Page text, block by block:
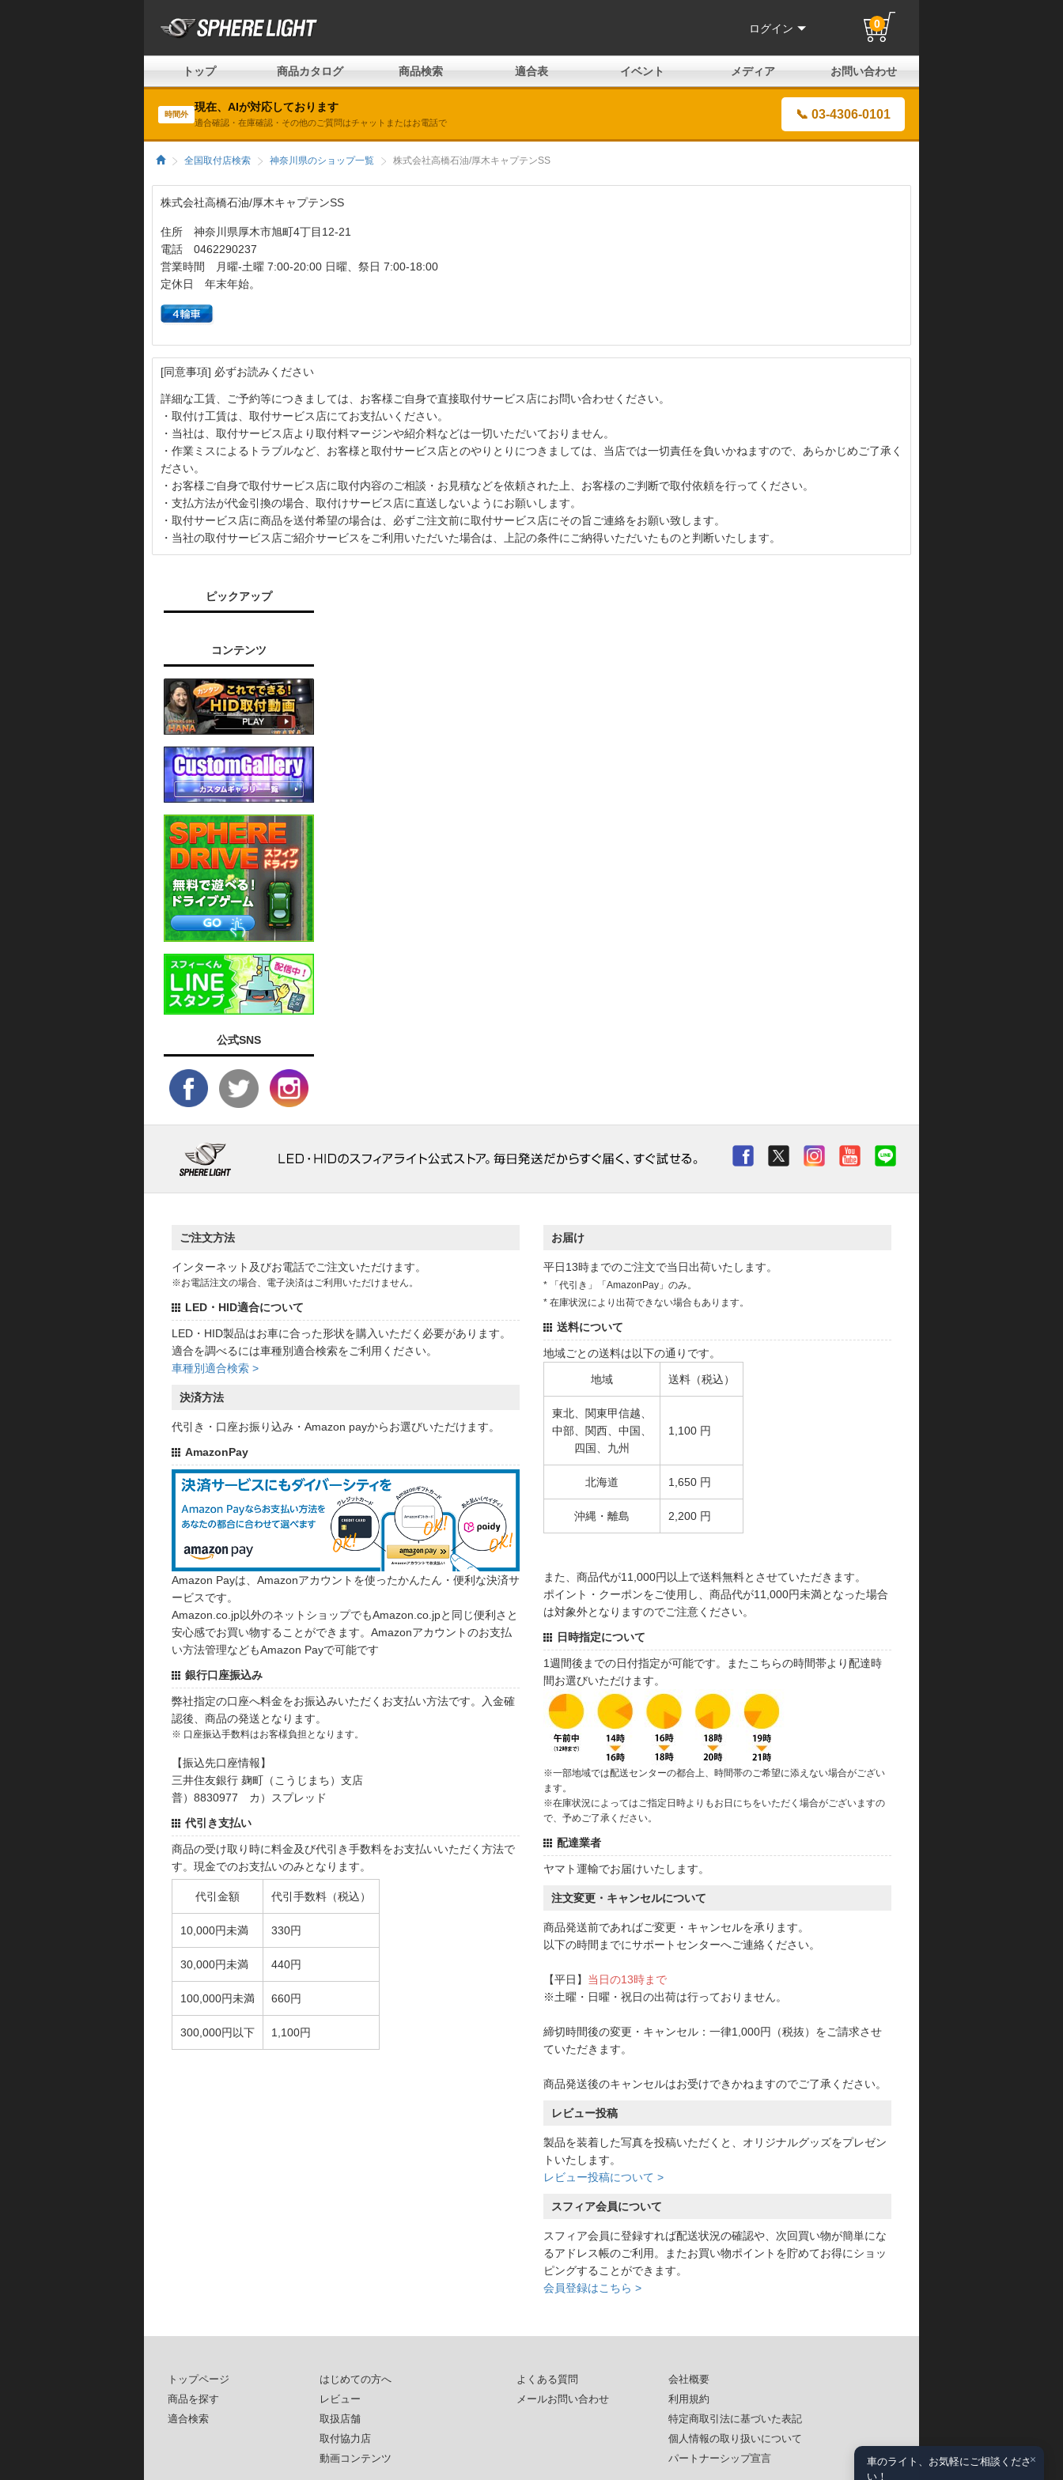
ログイン 0
トップ 商品カタログ 商品検索 適合表 イベント メディア お問い合わせ
時間外
現在、AIが対応しております
適合確認・在庫確認・その他のご質問はチャットまたはお電話で
📞 03-4306-0101
全国取付店検索 神奈川県のショップ一覧 株式会社高橋石油/厚木キャプテンSS
株式会社高橋石油/厚木キャプテンSS
住所 神奈川県厚木市旭町4丁目12-21
電話 0462290237
営業時間 月曜-土曜 7:00-20:00 日曜、祭日 7:00-18:00
定休日 年末年始。
[同意事項] 必ずお読みください
詳細な工賃、ご予約等につきましては、お客様ご自身で直接取付サービス店にお問い合わせください。
・取付け工賃は、取付サービス店にてお支払いください。
・当社は、取付サービス店より取付料マージンや紹介料などは一切いただいておりません。
・作業ミスによるトラブルなど、お客様と取付サービス店とのやりとりにつきましては、当店では一切責任を負いかねますので、あらかじめご了承く
ださい。
・お客様ご自身で取付サービス店に取付内容のご相談・お見積などを依頼された上、お客様のご判断で取付依頼を行ってください。
・支払方法が代金引換の場合、取付けサービス店に直送しないようにお願いします。
・取付サービス店に商品を送付希望の場合は、必ずご注文前に取付サービス店にその旨ご連絡をお願い致します。
・当社の取付サービス店ご紹介サービスをご利用いただいた場合は、上記の条件にご納得いただいたものと判断いたします。
ピックアップ
コンテンツ
公式SNS
ご注文方法
インターネット及びお電話でご注文いただけます。
※お電話注文の場合、電子決済はご利用いただけません。
LED・HID適合について
LED・HID製品はお車に合った形状を購入いただく必要があります。
適合を調べるには車種別適合検索をご利用ください。
車種別適合検索 >
決済方法
代引き・口座お振り込み・Amazon payからお選びいただけます。
AmazonPay
Amazon Payは、Amazonアカウントを使ったかんたん・便利な決済サ
ービスです。
Amazon.co.jp以外のネットショップでもAmazon.co.jpと同じ便利さと
安心感でお買い物することができます。Amazonアカウントのお支払
い方法管理などもAmazon Payで可能です
銀行口座振込み
弊社指定の口座へ料金をお振込みいただくお支払い方法です。入金確
認後、商品の発送となります。
※ 口座振込手数料はお客様負担となります。
【振込先口座情報】
三井住友銀行 麹町（こうじまち）支店
普）8830977 カ）スプレッド
代引き支払い
商品の受け取り時に料金及び代引き手数料をお支払いいただく方法で
す。現金でのお支払いのみとなります。
代引金額 代引手数料（税込）
10,000円未満 330円
30,000円未満 440円
100,000円未満 660円
300,000円以下 1,100円
お届け
平日13時までのご注文で当日出荷いたします。
* 「代引き」「AmazonPay」のみ。
* 在庫状況により出荷できない場合もあります。
送料について
地域ごとの送料は以下の通りです。
地域 送料（税込）
東北、関東甲信越、
中部、関西、中国、
四国、九州
1,100 円
北海道 1,650 円
沖縄・離島 2,200 円
また、商品代が11,000円以上で送料無料とさせていただきます。
ポイント・クーポンをご使用し、商品代が11,000円未満となった場合
は対象外となりますのでご注意ください。
日時指定について
1週間後までの日付指定が可能です。またこちらの時間帯より配達時
間お選びいただけます。
※一部地域では配送センターの都合上、時間帯のご希望に添えない場合がござい
ます。
※在庫状況によってはご指定日時よりもお日にちをいただく場合がございますの
で、予めご了承ください。
配達業者
ヤマト運輸でお届けいたします。
注文変更・キャンセルについて
商品発送前であればご変更・キャンセルを承ります。
以下の時間までにサポートセンターへご連絡ください。
【平日】 当日の13時まで
※土曜・日曜・祝日の出荷は行っておりません。
締切時間後の変更・キャンセル：一律1,000円（税抜）をご請求させ
ていただきます。
商品発送後のキャンセルはお受けできかねますのでご了承ください。
レビュー投稿
製品を装着した写真を投稿いただくと、オリジナルグッズをプレゼン
トいたします。
レビュー投稿について >
スフィア会員について
スフィア会員に登録すれば配送状況の確認や、次回買い物が簡単にな
るアドレス帳のご利用。またお買い物ポイントを貯めてお得にショッ
ピングすることができます。
会員登録はこちら >
トップページ
商品を探す
適合検索
はじめての方へ
レビュー
取扱店舗
取付協力店
動画コンテンツ
よくある質問
メールお問い合わせ
会社概要
利用規約
特定商取引法に基づいた表記
個人情報の取り扱いについて
パートナーシップ宣言
×
車のライト、お気軽にご相談くださ
い！